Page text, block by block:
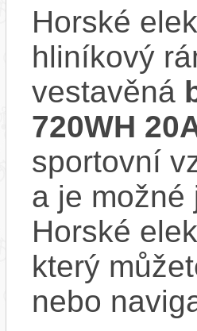
Horské
hliníkový
vestavěná
720WH
sportovní
a je možné
Horské
který
nebo